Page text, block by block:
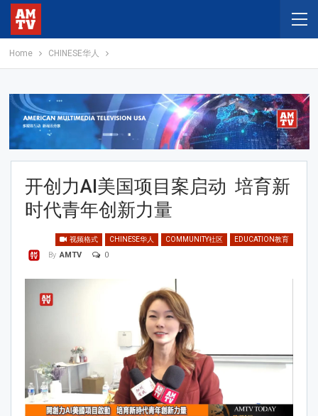
Home CHINESE华人
开创力AI美国项目案启动 培育新
时代青年创新力量
视频格式 CHINESE华人 COMMUNITY社区 EDUCATION教育
By AMTV 0